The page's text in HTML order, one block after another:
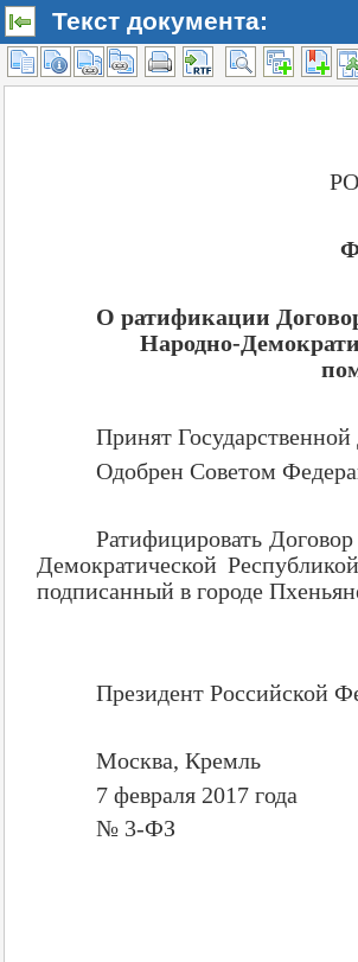
Текст документа: